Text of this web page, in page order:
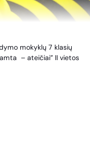
mokyklų 7 klasių
– ateičiai” II vietos